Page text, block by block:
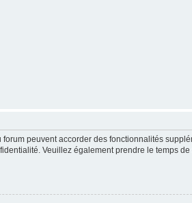
peuvent accorder des fonctionnalités
Veuillez également prendre le temps